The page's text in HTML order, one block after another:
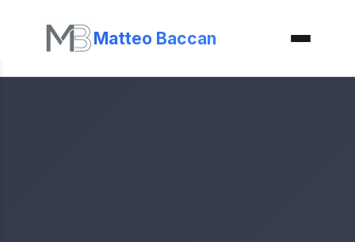
Matteo Baccan